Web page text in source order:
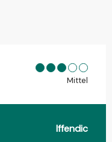
Mittel
Iffendic